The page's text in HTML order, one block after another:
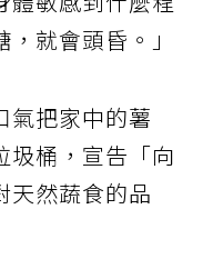
就會頭昏。」
氣把家中的薯
圾桶，宣告「向
天然蔬食的品